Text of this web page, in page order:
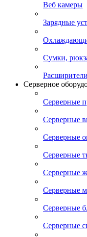
Веб камеры
Зарядные
Сумки,
Серверное
Серверные
Серверные
Серверные
Серверные
Серверные
Серверные
Серверные
Серверные